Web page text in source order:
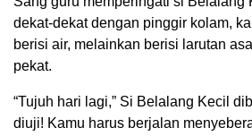
dekat-dekat dengan pinggir kolam,
berisi air, melainkan berisi larutan
pekat.
“Tujuh hari lagi,” Si Belalang Kecil
diuji! Kamu harus berjalan